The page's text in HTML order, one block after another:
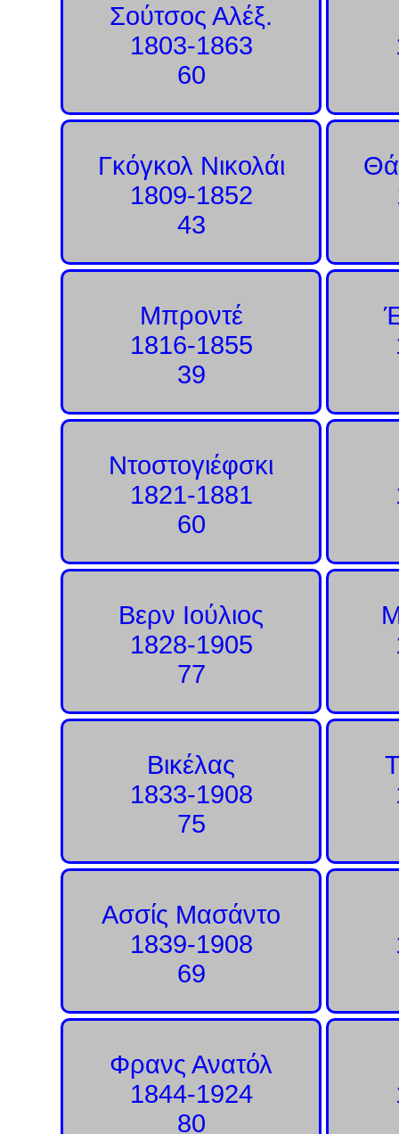
Σούτσος Αλέξ.
1803-1863
60
Γκόγκολ Νικολάι
1809-1852
43
Μπροντέ
1816-1855
39
Ντοστογιέφσκι
1821-1881
60
Βερν Ιούλιος
1828-1905
77
Βικέλας
1833-1908
75
Ασσίς Μασάντο
1839-1908
69
Φρανς Ανατόλ
1844-1924
80